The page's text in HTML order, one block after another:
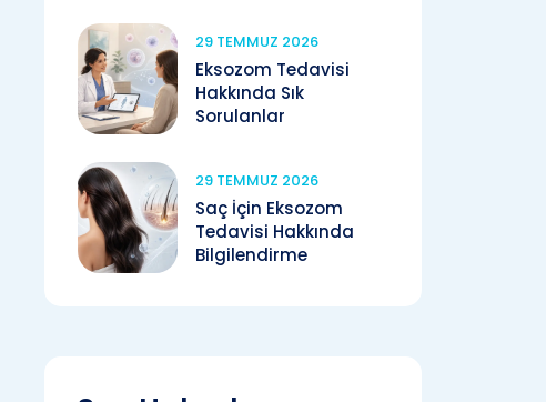
29 TEMMUZ 2026
Eksozom Tedavisi
Hakkında Sık
Sorulanlar
29 TEMMUZ 2026
Saç İçin Eksozom
Tedavisi Hakkında
Bilgilendirme